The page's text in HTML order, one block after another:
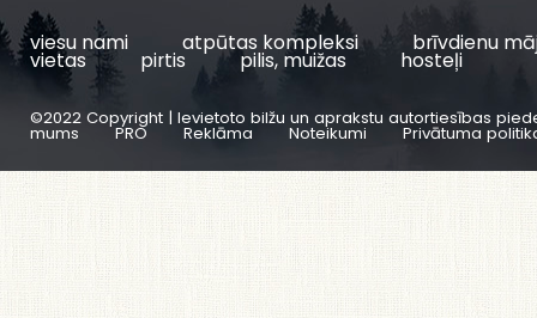
viesu nami atpūtas kompleksi brīvdienu
vietas pirtis pilis, muižas hosteļi
©2022 Copyright | Ievietoto bilžu un aprakstu autortiesības
mums PRO Reklāma Noteikumi Privātuma